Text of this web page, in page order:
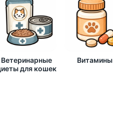
Ветеринарные
для кошек
Витамины